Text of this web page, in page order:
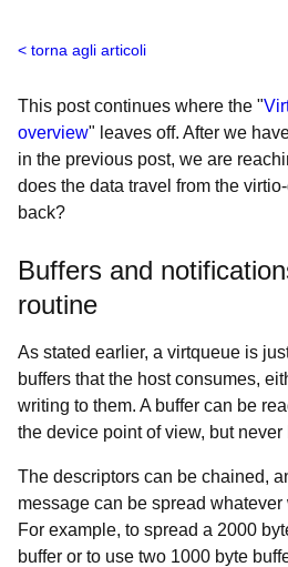
torna agli articoli
This post continues where the "
overview" leaves off. After we
in the previous post, we are
does the data travel from the
back?
Buffers and
routine
As stated earlier, a virtqueue is
buffers that the host consumes,
writing to them. A buffer can be
the device point of view, but never
The descriptors can be chained,
message can be spread
For example, to spread a 2000
buffer or to use two 1000 byte